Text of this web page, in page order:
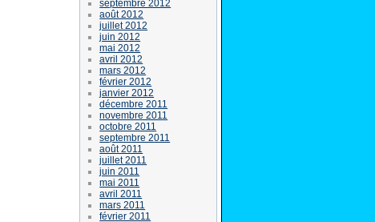
septembre 2012
août 2012
juillet 2012
juin 2012
mai 2012
avril 2012
mars 2012
février 2012
janvier 2012
décembre 2011
novembre 2011
octobre 2011
septembre 2011
août 2011
juillet 2011
juin 2011
mai 2011
avril 2011
mars 2011
février 2011